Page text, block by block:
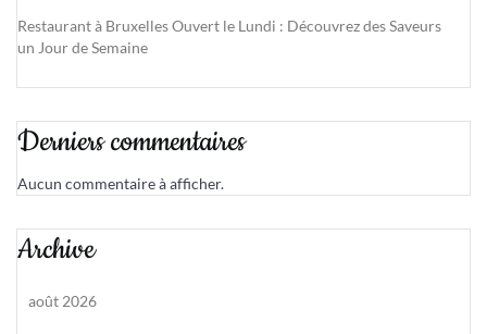
Restaurant à Bruxelles Ouvert le Lundi : Découvrez des Saveurs
un Jour de Semaine
Derniers commentaires
Aucun commentaire à afficher.
Archive
août 2026